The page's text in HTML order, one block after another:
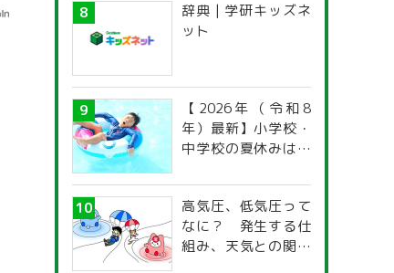
辞典 | 学研キッズネ
ット
【2026年（令和8
年）最新】小学校・
中学校の夏休みはい
道府県別「夏季休暇
一覧」
高気圧、低気圧って
なに？ 発生する仕
組み、天気との関係